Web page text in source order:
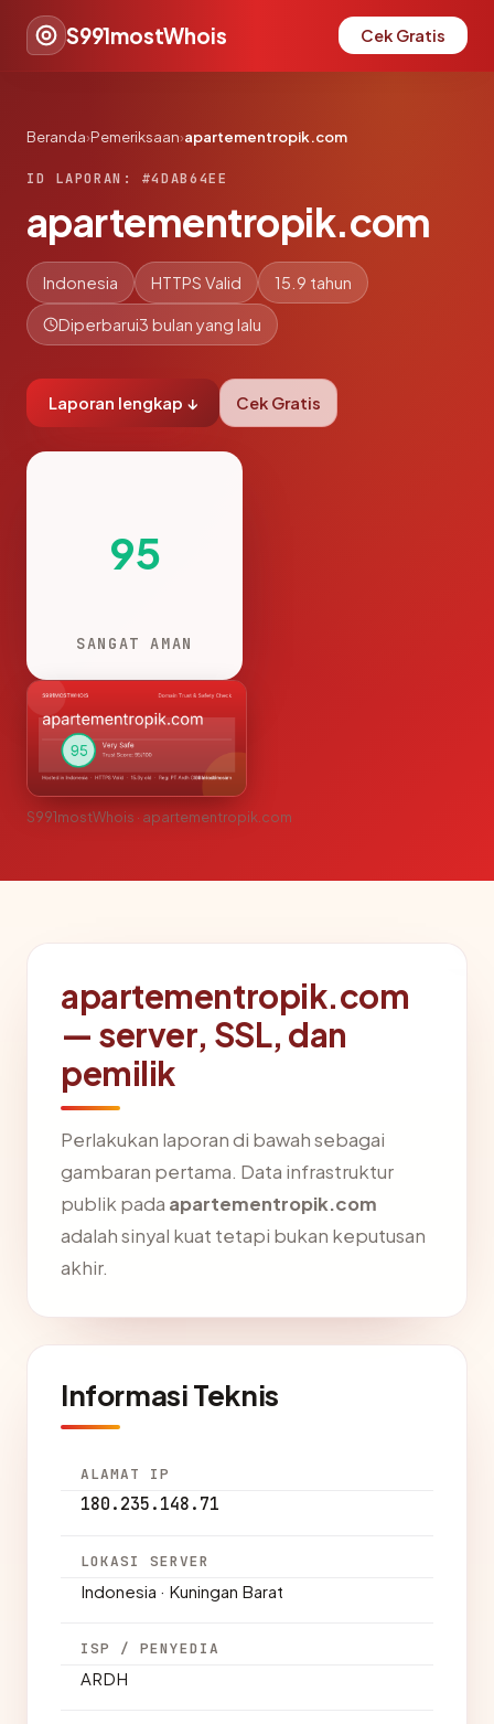
S991mostWhois Cek Gratis
Beranda›Pemeriksaan›apartementropik.com
ID LAPORAN: #4DAB64EE
apartementropik.com
Indonesia HTTPS Valid 15.9 tahun
Diperbarui3 bulan yang lalu
Laporan lengkap ↓ Cek Gratis
95
SANGAT AMAN
S991mostWhois · apartementropik.com
apartementropik.com
— server, SSL, dan
pemilik
Perlakukan laporan di bawah sebagai
gambaran pertama. Data infrastruktur
publik pada apartementropik.com
adalah sinyal kuat tetapi bukan keputusan
akhir.
Informasi Teknis
ALAMAT IP
180.235.148.71
LOKASI SERVER
Indonesia · Kuningan Barat
ISP / PENYEDIA
ARDH